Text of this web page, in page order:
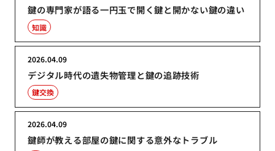
鍵の専門家が語る一円玉で開く鍵と開かない鍵の違い
知識
デジタル時代の遺失物管理と鍵の追跡技術
2026.04.09
鍵交換
鍵師が教える部屋の鍵に関する意外なトラブル
2026.04.09